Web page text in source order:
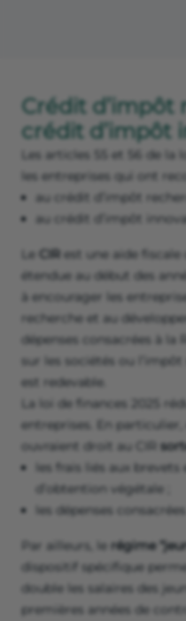
Crédit d’impôt
crédit d’impôt
Les articles 55 et 56 de
les entreprises qui ont
au crédit d’impôt
au crédit d’impôt
Le CIR est une aide fiscale
étendue au début des
à encourager les
recherche et au
dépenses consacrées à la
sur les sociétés ou
est redevable.
La loi de finances 2025
entreprises. En
ouvraient droit au CIR
les frais liés aux
d’obtention végétale ;
les dépenses
Par ailleurs, le régime
dispositif spécifique
double les salaires des
premières années de